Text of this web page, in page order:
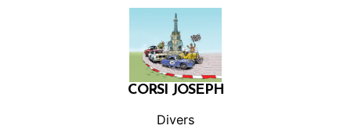
CORSI JOSEPH
Divers